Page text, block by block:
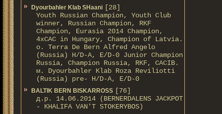
Dyourbahler Klab SHaani [28]
Youth Russian Champion, Youth Club
winner, Russian Champion, RKF
Champion, Eurasia 2014 Champion,
4xCAC in Hungary, Champion of Latvia.
о. Terra De Bern Alfred Angelo
(Russia) H/D-A, E/D-0 Junior Champion
Russia, Champion Russia, RKF, CACIB.
м. Dyourbahler Klab Roza Reviliotti
(Russia) pre- H/D-A, E/D-0
BALTIK BERN BISKARROSS [76]
д.р. 14.06.2014 (BERNERDALENS JACKPOT
- KHALIFA VAN'T STOKERYBOS)